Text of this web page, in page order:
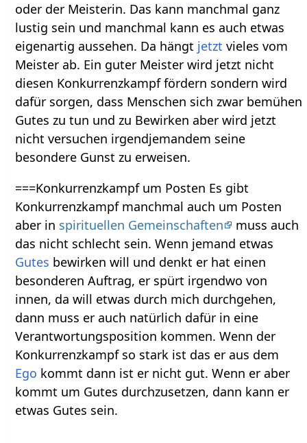
oder der Meisterin. Das kann manchmal ganz
lustig sein und manchmal kann es auch etwas
eigenartig aussehen. Da hängt jetzt vieles vom
Meister ab. Ein guter Meister wird jetzt nicht
diesen Konkurrenzkampf fördern sondern wird
dafür sorgen, dass Menschen sich zwar bemühen
Gutes zu tun und zu Bewirken aber wird jetzt
nicht versuchen irgendjemandem seine
besondere Gunst zu erweisen.
===Konkurrenzkampf um Posten Es gibt
Konkurrenzkampf manchmal auch um Posten
aber in spirituellen Gemeinschaften
muss auch
das nicht schlecht sein. Wenn jemand etwas
Gutes bewirken will und denkt er hat einen
besonderen Auftrag, er spürt irgendwo von
innen, da will etwas durch mich durchgehen,
dann muss er auch natürlich dafür in eine
Verantwortungsposition kommen. Wenn der
Konkurrenzkampf so stark ist das er aus dem
Ego kommt dann ist er nicht gut. Wenn er aber
kommt um Gutes durchzusetzen, dann kann er
etwas Gutes sein.